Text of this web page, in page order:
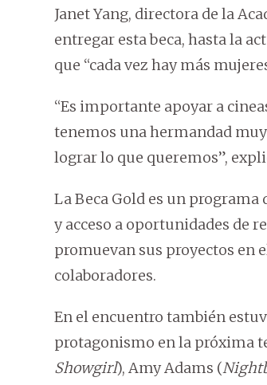
Janet Yang, directora de la
entregar esta beca, hasta la
que “cada vez hay más
“Es importante apoyar a
tenemos una hermandad
lograr lo que queremos”,
La Beca Gold es un
y acceso a oportunidades de
promuevan sus proyectos en
colaboradores.
En el encuentro también
protagonismo en la próxima
Showgirl), Amy Adams (